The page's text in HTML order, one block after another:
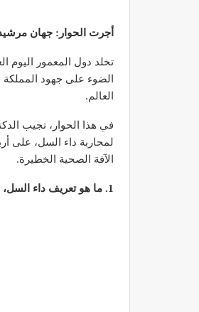
أجرت الحوار: جهان
الضوء على جهود
العالم.
في هذا الحوار، تجيب
لمحاربة داء السل، على
الآفة الصحية الخطيرة.
1. ما هو تعريف داء السل، وماهي أبرز العوامل المسببة للإصابة به؟